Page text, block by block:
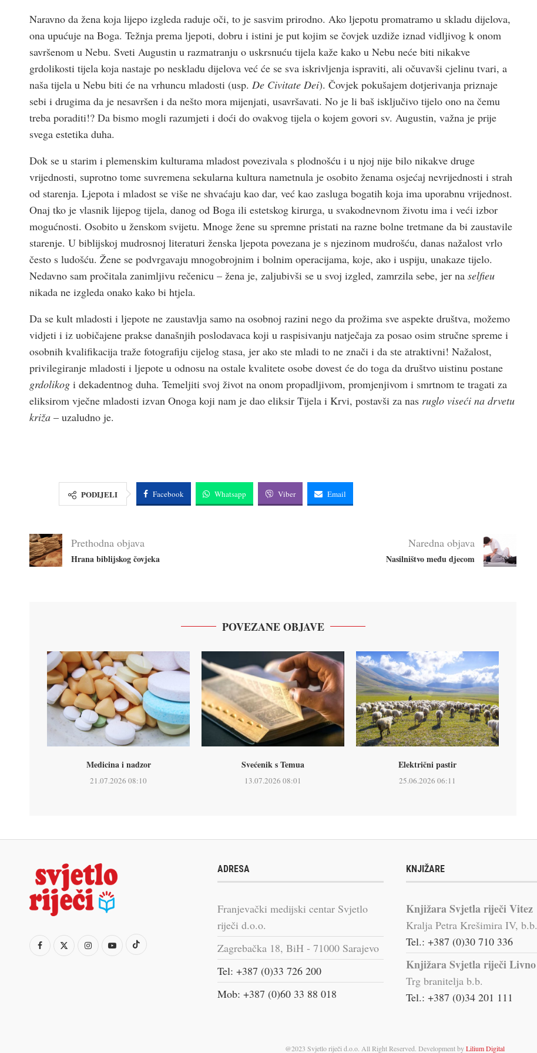
Naravno da žena koja lijepo izgleda raduje oči, to je sasvim prirodno. Ako ljepotu promatramo u skladu dijelova,
ona upućuje na Boga. Težnja prema ljepoti, dobru i istini je put kojim se čovjek uzdiže iznad vidljivog k onom
savršenom u Nebu. Sveti Augustin u razmatranju o uskrsnuću tijela kaže kako u Nebu neće biti nikakve
grdolikosti tijela koja nastaje po neskladu dijelova već će se sva iskrivljenja ispraviti, ali očuvavši cjelinu tvari, a
naša tijela u Nebu biti će na vrhuncu mladosti (usp. De Civitate Dei). Čovjek pokušajem dotjerivanja priznaje
sebi i drugima da je nesavršen i da nešto mora mijenjati, usavršavati. No je li baš isključivo tijelo ono na čemu
treba poraditi!? Da bismo mogli razumjeti i doći do ovakvog tijela o kojem govori sv. Augustin, važna je prije
svega estetika duha.
Dok se u starim i plemenskim kulturama mladost povezivala s plodnoš­ću i u njoj nije bilo nikakve druge
vrijednosti, suprotno tome suvremena sekularna kultura nametnula je osobito ženama osjećaj nevrijednosti i strah
od starenja. Ljepota i mladost se više ne shvaćaju kao dar, već kao zasluga bogatih koja ima uporabnu vrijednost.
Onaj tko je vlasnik lijepog tijela, danog od Boga ili estetskog kirurga, u svakodnevnom životu ima i veći izbor
mogućnosti. Osobito u ženskom svijetu. Mnoge žene su spremne pristati na razne bolne tretmane da bi zaustavile
starenje. U biblijskoj mudrosnoj literaturi ženska ljepota povezana je s njezinom mudroš­ću, danas nažalost vrlo
često s ludoš­ću. Žene se podvrgavaju mnogobrojnim i bolnim operacijama, koje, ako i uspiju, unakaze tijelo.
Nedavno sam pročitala zanimljivu rečenicu – žena je, zaljubivši se u svoj izgled, zamrzila sebe, jer na selfieu
nikada ne izgleda onako kako bi htjela.
Da se kult mladosti i ljepote ne zaustavlja samo na osobnoj razini nego da prožima sve aspekte društva, možemo
vidjeti i iz uobičajene prakse današnjih poslodavaca koji u raspisivanju natječaja za posao osim stručne spreme i
osobnih kvalifikacija traže fotografiju cijelog stasa, jer ako ste mladi to ne znači i da ste atraktivni! Nažalost,
privilegiranje mladosti i ljepote u odnosu na ostale kvalitete osobe dovest će do toga da društvo uistinu postane
grdolikog i dekadentnog duha. Temeljiti svoj život na onom propadljivom, promjenjivom i smrtnom te tragati za
eliksirom vječne mladosti izvan Onoga koji nam je dao eliksir Tijela i Krvi, postavši za nas ruglo viseći na drvetu
križa – uzaludno je.
PODIJELI Facebook Whatsapp Viber Email
Prethodna objava
Hrana biblijskog čovjeka
Naredna objava
Nasilništvo među djecom
POVEZANE OBJAVE
Medicina i nadzor
21.07.2026 08:10
Svećenik s Temua
13.07.2026 08:01
Električni pastir
25.06.2026 06:11
ADRESA
Franjevački medijski centar Svjetlo
riječi d.o.o.
Zagrebačka 18, BiH - 71000 Sarajevo
Tel: +387 (0)33 726 200
Mob: +387 (0)60 33 88 018
KNJIŽARE
Knjižara Svjetla riječi Vitez
Kralja Petra Krešimira IV, b.b.
Tel.: +387 (0)30 710 336
Knjižara Svjetla riječi Livno
Trg branitelja b.b.
Tel.: +387 (0)34 201 111
@2023 Svjetlo riječi d.o.o. All Right Reserved. Development byLilium Digital